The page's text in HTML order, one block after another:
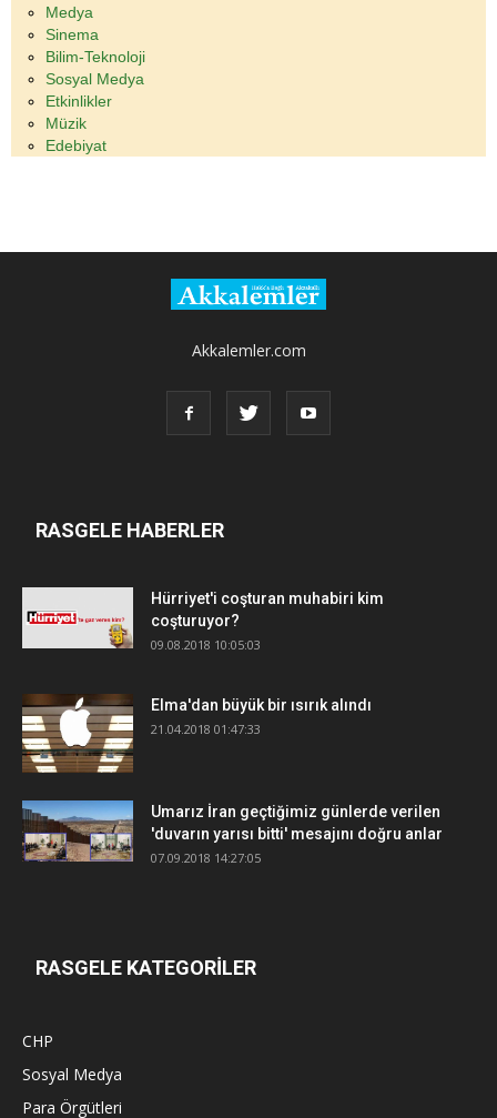
Medya
Sinema
Bilim-Teknoloji
Sosyal Medya
Etkinlikler
Müzik
Edebiyat
Akkalemler.com
RASGELE HABERLER
Hürriyet'i coşturan muhabiri kim
coşturuyor?
09.08.2018 10:05:03
Elma'dan büyük bir ısırık alındı
21.04.2018 01:47:33
Umarız İran geçtiğimiz günlerde verilen
'duvarın yarısı bitti' mesajını doğru anlar
07.09.2018 14:27:05
RASGELE KATEGORİLER
CHP
Sosyal Medya
Para Örgütleri